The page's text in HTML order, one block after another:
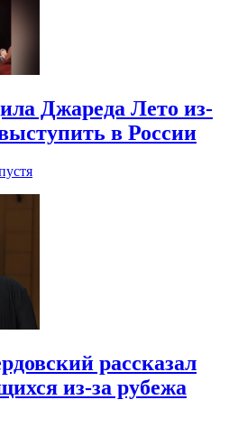
Джареда Лето из-
в России
рассказал
из-за рубежа